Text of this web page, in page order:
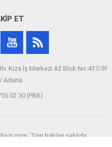
ET
Kiza İş Merkezi A2 Blok No:437/3F
Adana
02 30 (PBX)
Tüm hakları saklıdır.